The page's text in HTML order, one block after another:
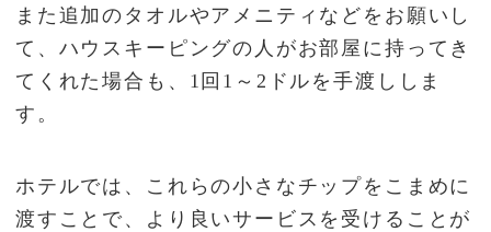
また追加のタオルやアメニティなどをお願いし
て、ハウスキーピングの人がお部屋に持ってき
てくれた場合も、1回1～2ドルを手渡ししま
す。
ホテルでは、これらの小さなチップをこまめに
渡すことで、より良いサービスを受けることが